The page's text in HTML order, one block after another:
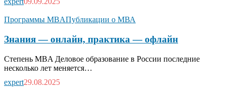
Программы MBAПубликации о МВА
Знания — онлайн, практика — офлайн
Степень MBA Деловое образование в России последние
несколько лет меняется…
expert29.08.2025